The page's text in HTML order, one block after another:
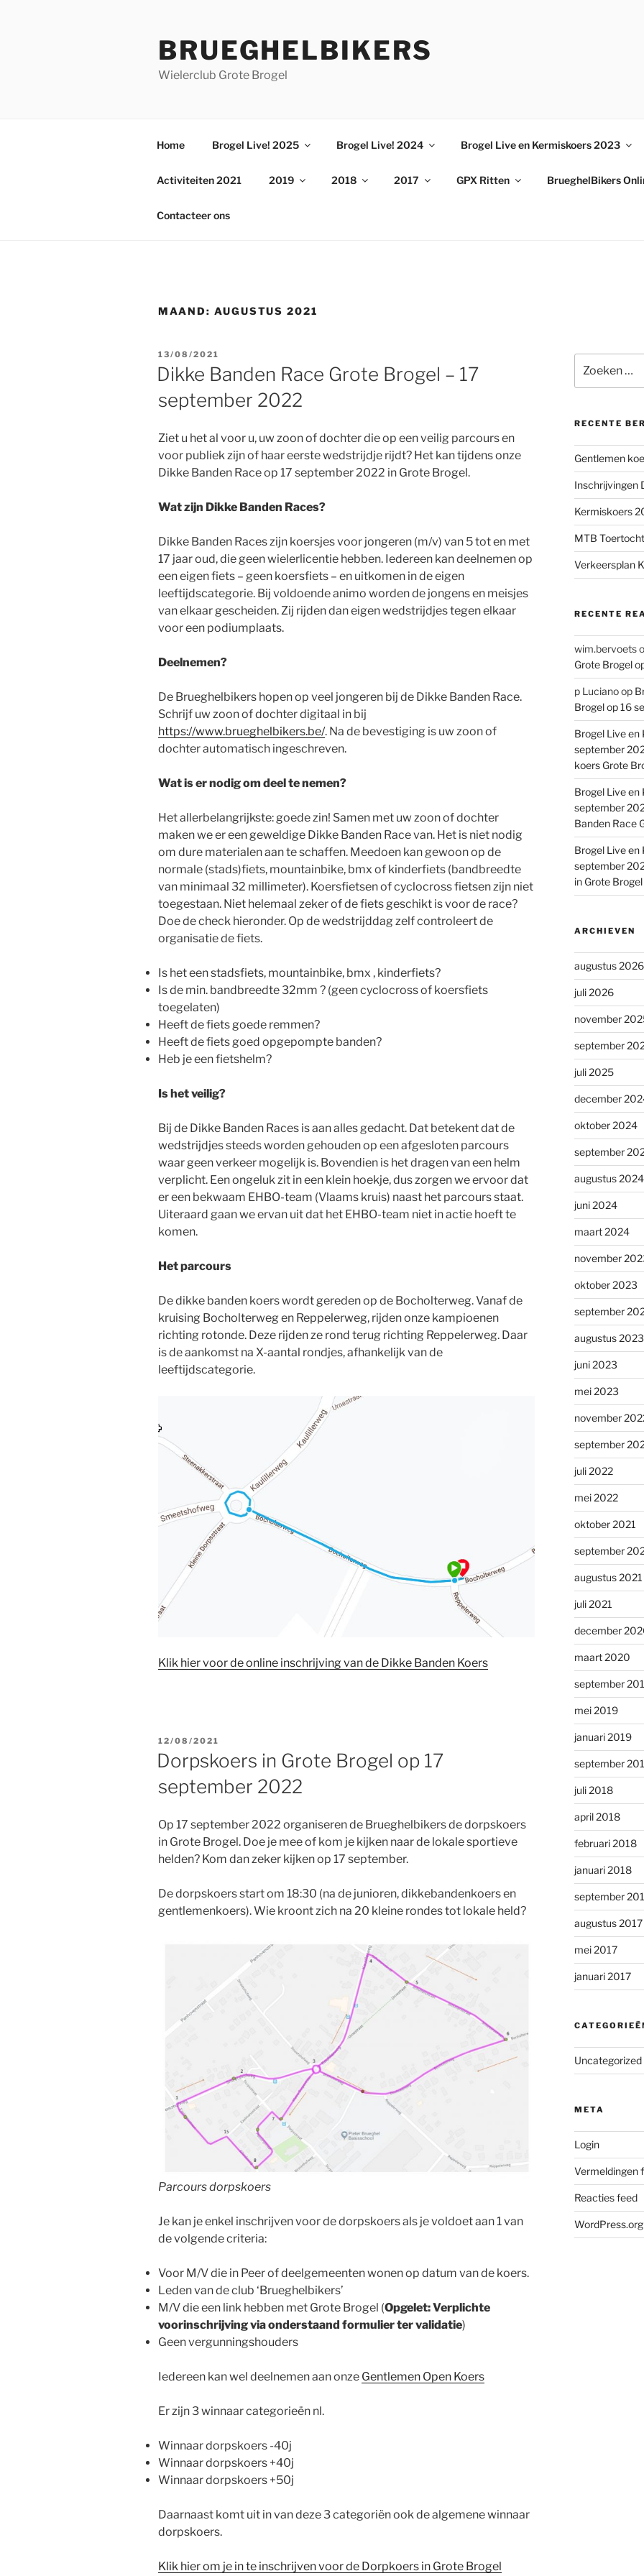
BRUEGHELBIKERS
Wielerclub Grote Brogel
Home Brogel Live! 2025 Brogel Live! 2024 Brogel Live en Kermiskoers 2023
Activiteiten 2021 2019 2018 2017 GPX Ritten BrueghelBikers
Contacteer ons
MAAND: AUGUSTUS 2021
GEPLAATST
OP
13/08/2021
Dikke Banden Race Grote Brogel – 17
september 2022
Ziet u het al voor u, uw zoon of dochter die op een veilig parcours en
voor publiek zijn of haar eerste wedstrijdje rijdt? Het kan tijdens onze
Dikke Banden Race op 17 september 2022 in Grote Brogel.
Wat zijn Dikke Banden Races?
Dikke Banden Races zijn koersjes voor jongeren (m/v) van 5 tot en met
17 jaar oud, die geen wielerlicentie hebben. Iedereen kan deelnemen op
een eigen fiets – geen koersfiets – en uitkomen in de eigen
leeftijdscategorie. Bij voldoende animo worden de jongens en meisjes
van elkaar gescheiden. Zij rijden dan eigen wedstrijdjes tegen elkaar
voor een podiumplaats.
Deelnemen?
De Brueghelbikers hopen op veel jongeren bij de Dikke Banden Race.
Schrijf uw zoon of dochter digitaal in bij
https://www.brueghelbikers.be/. Na de bevestiging is uw zoon of
dochter automatisch ingeschreven.
Wat is er nodig om deel te nemen?
Het allerbelangrijkste: goede zin! Samen met uw zoon of dochter
maken we er een geweldige Dikke Banden Race van. Het is niet nodig
om dure materialen aan te schaffen. Meedoen kan gewoon op de
normale (stads)fiets, mountainbike, bmx of kinderfiets (bandbreedte
van minimaal 32 millimeter). Koersfietsen of cyclocross fietsen zijn niet
toegestaan. Niet helemaal zeker of de fiets geschikt is voor de race?
Doe de check hieronder. Op de wedstrijddag zelf controleert de
organisatie de fiets.
Is het een stadsfiets, mountainbike, bmx , kinderfiets?
Is de min. bandbreedte 32mm ? (geen cyclocross of koersfiets
toegelaten)
Heeft de fiets goede remmen?
Heeft de fiets goed opgepompte banden?
Heb je een fietshelm?
Is het veilig?
Bij de Dikke Banden Races is aan alles gedacht. Dat betekent dat de
wedstrijdjes steeds worden gehouden op een afgesloten parcours
waar geen verkeer mogelijk is. Bovendien is het dragen van een helm
verplicht. Een ongeluk zit in een klein hoekje, dus zorgen we ervoor dat
er een bekwaam EHBO-team (Vlaams kruis) naast het parcours staat.
Uiteraard gaan we ervan uit dat het EHBO-team niet in actie hoeft te
komen.
Het parcours
De dikke banden koers wordt gereden op de Bocholterweg. Vanaf de
kruising Bocholterweg en Reppelerweg, rijden onze kampioenen
richting rotonde. Deze rijden ze rond terug richting Reppelerweg. Daar
is de aankomst na X-aantal rondjes, afhankelijk van de
leeftijdscategorie.
Klik hier voor de online inschrijving van de Dikke Banden Koers
GEPLAATST
OP
12/08/2021
Dorpskoers in Grote Brogel op 17
september 2022
Op 17 september 2022 organiseren de Brueghelbikers de dorpskoers
in Grote Brogel. Doe je mee of kom je kijken naar de lokale sportieve
helden? Kom dan zeker kijken op 17 september.
De dorpskoers start om 18:30 (na de junioren, dikkebandenkoers en
gentlemenkoers). Wie kroont zich na 20 kleine rondes tot lokale held?
Parcours dorpskoers
Je kan je enkel inschrijven voor de dorpskoers als je voldoet aan 1 van
de volgende criteria:
Voor M/V die in Peer of deelgemeenten wonen op datum van de koers.
Leden van de club ‘Brueghelbikers’
M/V die een link hebben met Grote Brogel (Opgelet: Verplichte
voorinschrijving via onderstaand formulier ter validatie)
Geen vergunningshouders
Iedereen kan wel deelnemen aan onze Gentlemen Open Koers
Er zijn 3 winnaar categorieën nl.
Winnaar dorpskoers -40j
Winnaar dorpskoers +40j
Winnaar dorpskoers +50j
Daarnaast komt uit in van deze 3 categoriën ook de algemene winnaar
dorpskoers.
Klik hier om je in te inschrijven voor de Dorpkoers in Grote Brogel
naar:
RECENTE
Gentlemen
Inschrijvingen
Kermiskoers
MTB
Verkeersplan
RECENTE
wim.bervoets
Grote Brogel
p Lucianoop
Brogel op 16
Brogel Live en
september
koers Grote
Brogel Live en
september
Banden Race
Brogel Live en
september
in Grote
ARCHIEVEN
augustus 2026
juli 2026
november
september
juli 2025
december
oktober 2024
september
augustus 2024
juni 2024
maart 2024
november
oktober 2023
september
augustus 2023
juni 2023
mei 2023
november
september
juli 2022
mei 2022
oktober 2021
september
augustus 2021
juli 2021
december
maart 2020
september
mei 2019
januari 2019
september
juli 2018
april 2018
februari 2018
januari 2018
september
augustus 2017
mei 2017
januari 2017
Uncategorized
META
Login
Vermeldingen
Reacties feed
WordPress.org